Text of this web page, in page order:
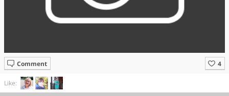
Comment
Like: